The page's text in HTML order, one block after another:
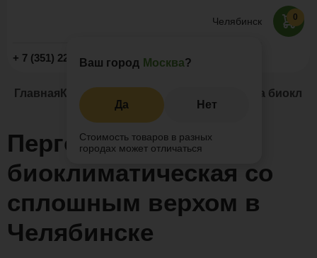
Челябинск
Ваш город Москва?
Да Нет
Стоимость товаров в разных
городах может отличаться
+ 7 (351) 225-89-09 Заказать звонок
0
Главная Каталог Маркизы и перголы Пергола
Пергола
биоклиматическая со
сплошным верхом в
Челябинске